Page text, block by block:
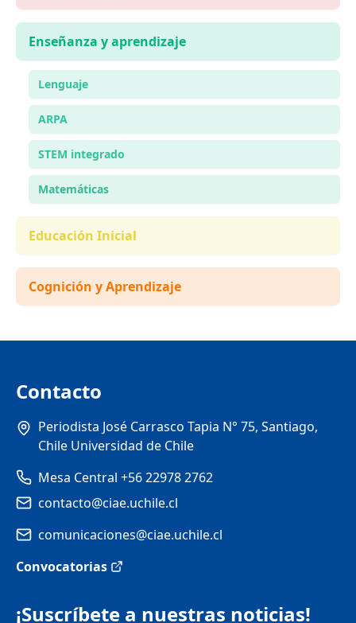
Enseñanza y aprendizaje
Lenguaje
ARPA
STEM integrado
Matemáticas
Educación Inicial
Cognición y Aprendizaje
Contacto
Periodista José Carrasco Tapia N° 75, Santiago,
Chile Universidad de Chile
Mesa Central +56 22978 2762
contacto@ciae.uchile.cl
comunicaciones@ciae.uchile.cl
Convocatorias
¡Suscríbete a nuestras noticias!